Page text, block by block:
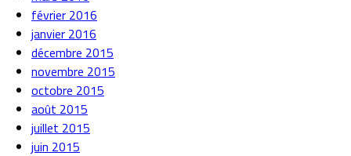
février 2016
janvier 2016
décembre 2015
novembre 2015
octobre 2015
août 2015
juillet 2015
juin 2015